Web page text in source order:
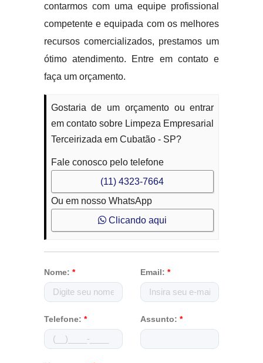
contarmos com uma equipe profissional
competente e equipada com os melhores
recursos comercializados, prestamos um
ótimo atendimento. Entre em contato e
faça um orçamento.
Gostaria de um orçamento ou entrar
em contato sobre Limpeza Empresarial
Terceirizada em Cubatão - SP?
Fale conosco pelo telefone
(11) 4323-7664
Ou em nosso WhatsApp
Clicando aqui
Nome: * Email: *
Telefone: * Assunto: *